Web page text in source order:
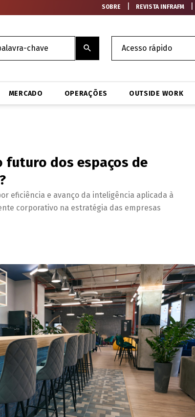
SOBRE REVISTA INFRAFM
MERCADO OPERAÇÕES OUTSIDE WORK
futuro dos espaços de
eficiência e avanço da inteligência aplicada à
corporativo na estratégia das empresas